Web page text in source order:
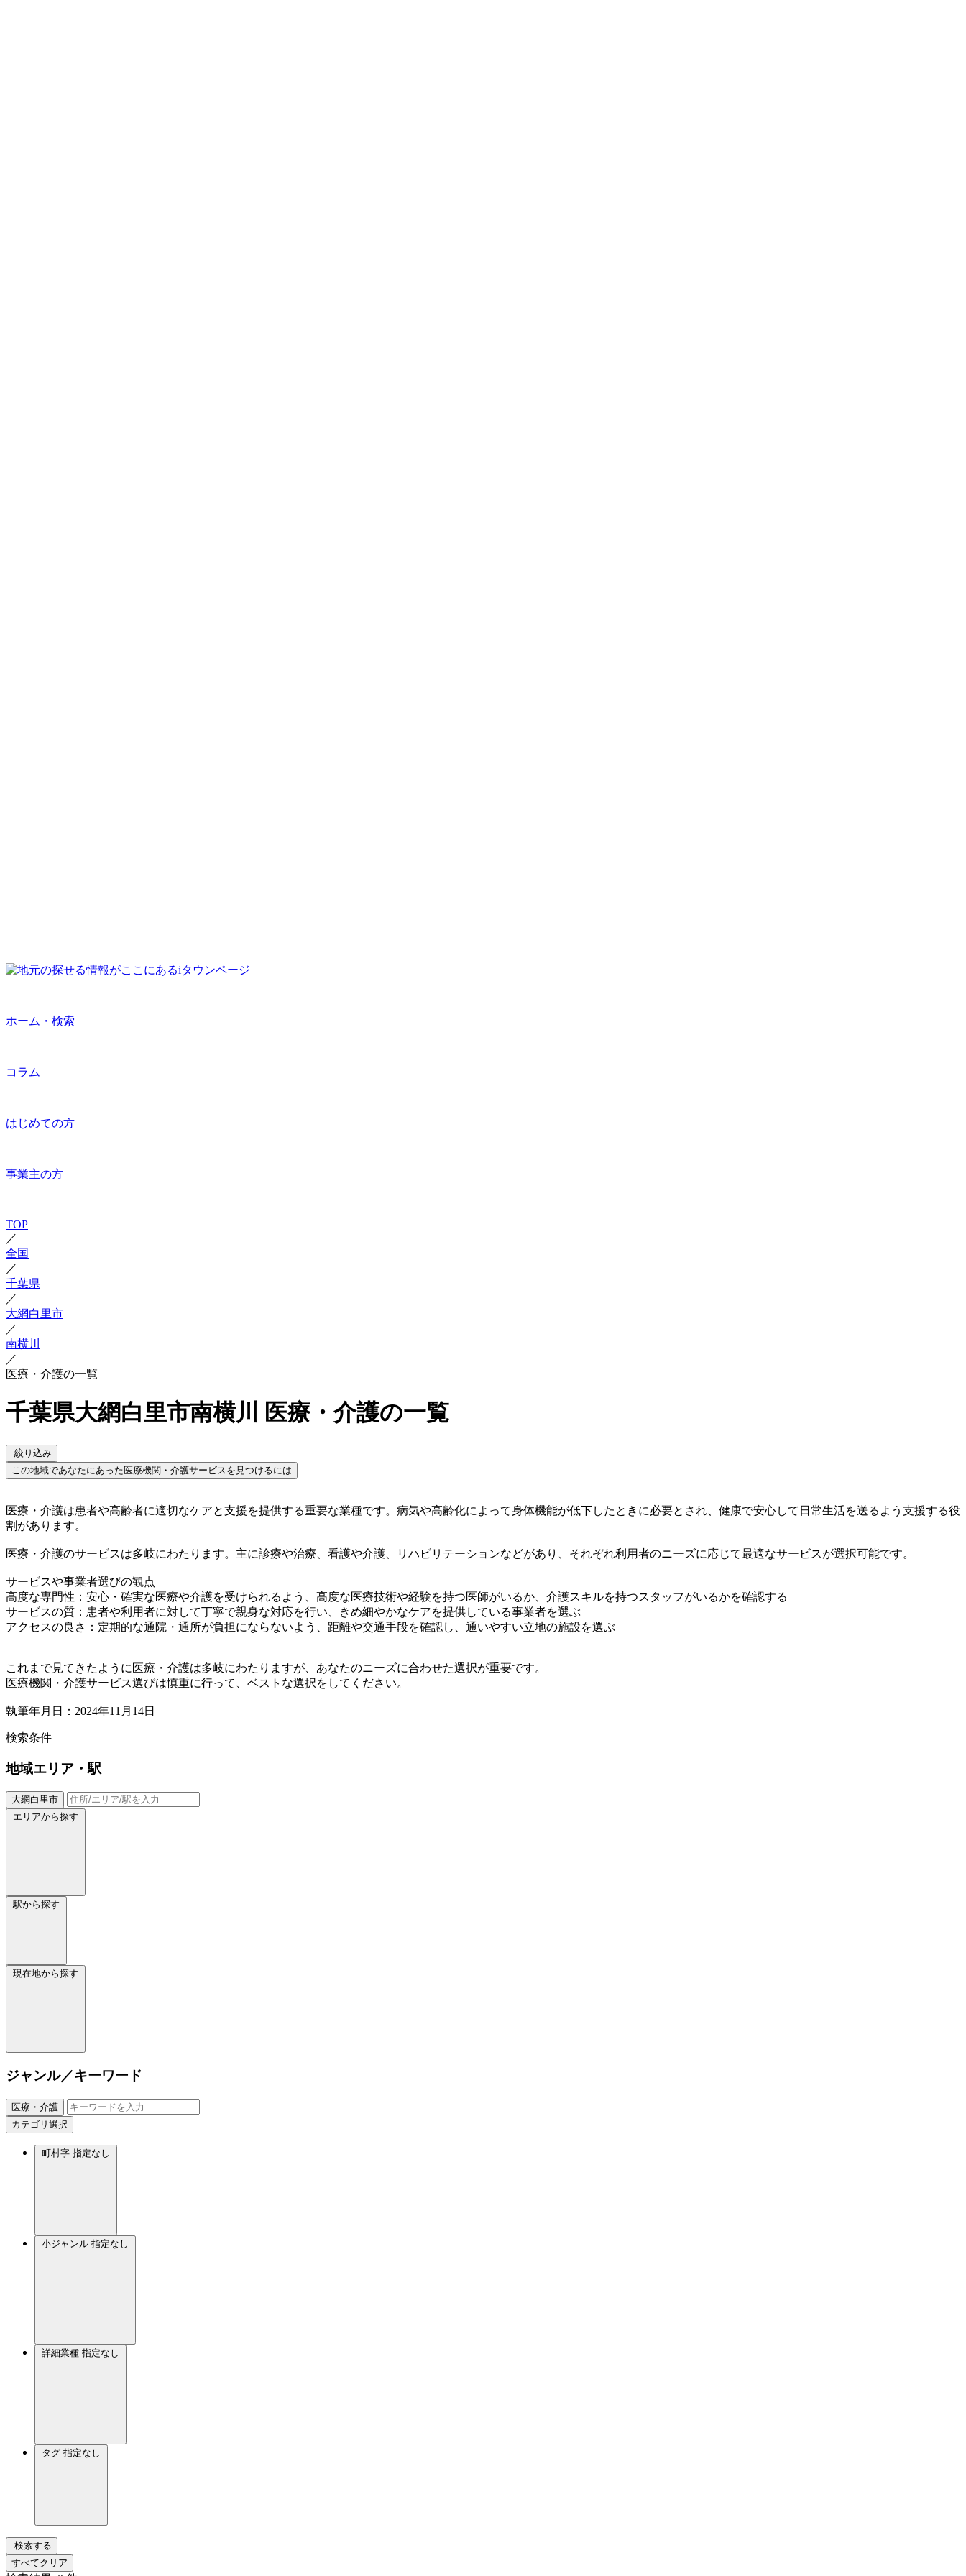
ホーム・検索
コラム
はじめての方
事業主の方
TOP
／
全国
／
千葉県
／
大網白里市
／
南横川
／
医療・介護の一覧
千葉県大網白里市南横川 医療・介護の一覧
絞り込み
この地域であなたにあった医療機関・介護サービスを見つけるには
医療・介護は患者や高齢者に適切なケアと支援を提供する重要な業種です。病気や高齢化によって身体機能が低下したときに必要とされ、健康で安心して日常生活を送るよう支援する役
割があります。
医療・介護のサービスは多岐にわたります。主に診療や治療、看護や介護、リハビリテーションなどがあり、それぞれ利用者のニーズに応じて最適なサービスが選択可能です。
サービスや事業者選びの観点
高度な専門性：安心・確実な医療や介護を受けられるよう、高度な医療技術や経験を持つ医師がいるか、介護スキルを持つスタッフがいるかを確認する
サービスの質：患者や利用者に対して丁寧で親身な対応を行い、きめ細やかなケアを提供している事業者を選ぶ
アクセスの良さ：定期的な通院・通所が負担にならないよう、距離や交通手段を確認し、通いやすい立地の施設を選ぶ
これまで見てきたように医療・介護は多岐にわたりますが、あなたのニーズに合わせた選択が重要です。
医療機関・介護サービス選びは慎重に行って、ベストな選択をしてください。
執筆年月日：2024年11月14日
検索条件
地域エリア・駅
大網白里市
エリアから探す
駅から探す
現在地から探す
ジャンル／キーワード
医療・介護
カテゴリ選択
町村字 指定なし
小ジャンル 指定なし
詳細業種 指定なし
タグ 指定なし
検索する
すべてクリア